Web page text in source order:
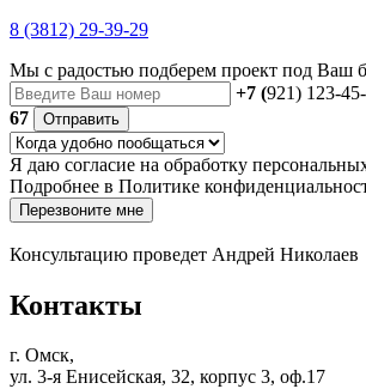
8 (3812) 29-39-29
Мы с радостью подберем проект под Ваш
+7 (921) 123-
67
Отправить
Я даю согласие на обработку
Подробнее в Политике
Перезвоните мне
Консультацию проведет Андрей Николаев
Контакты
г. Омск,
ул. 3-я Енисейская, 32, корпус 3, оф.17